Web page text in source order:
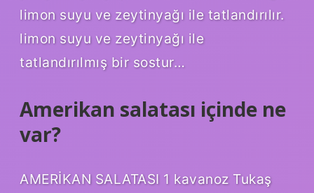
limon suyu ve zeytinyağı ile tatlandırılır.
limon suyu ve zeytinyağı ile
tatlandırılmış bir sostur…
Amerikan salatası içinde ne
var?
AMERİKAN SALATASI 1 kavanoz Tukaş